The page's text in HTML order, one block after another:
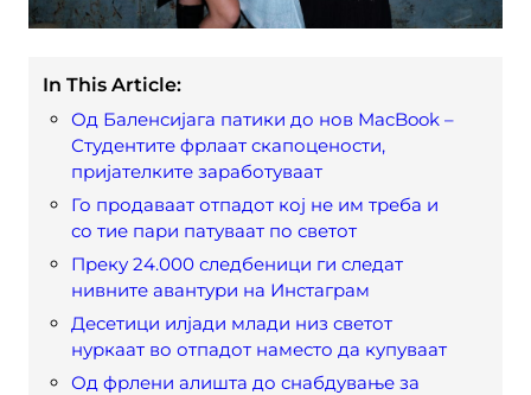
In This Article:
Од Баленсијага патики до нов MacBook –
Студентите фрлаат скапоцености,
пријателките заработуваат
Го продаваат отпадот кој не им треба и
со тие пари патуваат по светот
Преку 24.000 следбеници ги следат
нивните авантури на Инстаграм
Десетици илјади млади низ светот
нуркаат во отпадот наместо да купуваат
Од фрлени алишта до снабдување за